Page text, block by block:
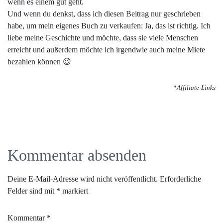
wenn es einem gut geht.
Und wenn du denkst, dass ich diesen Beitrag nur geschrieben
habe, um mein eigenes Buch zu verkaufen: Ja, das ist richtig. Ich
liebe meine Geschichte und möchte, dass sie viele Menschen
erreicht und außerdem möchte ich irgendwie auch meine Miete
bezahlen können 😉
*Affiliate-Links
Kommentar absenden
Deine E-Mail-Adresse wird nicht veröffentlicht. Erforderliche
Felder sind mit * markiert
Kommentar *